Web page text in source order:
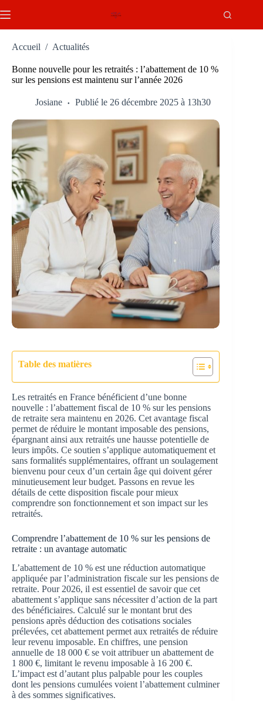
au
Accueil / Actualités
Bonne nouvelle pour les retraités : l’abattement de 10 %
sur les pensions est maintenu sur l’année 2026
Josiane Publié le 26 décembre 2025 à 13h30
Table des matières
Les retraités en France bénéficient d’une bonne
nouvelle : l’abattement fiscal de 10 % sur les pensions
de retraite sera maintenu en 2026. Cet avantage fiscal
permet de réduire le montant imposable des pensions,
épargnant ainsi aux retraités une hausse potentielle de
leurs impôts. Ce soutien s’applique automatiquement et
sans formalités supplémentaires, offrant un soulagement
bienvenu pour ceux d’un certain âge qui doivent gérer
minutieusement leur budget. Passons en revue les
détails de cette disposition fiscale pour mieux
comprendre son fonctionnement et son impact sur les
retraités.
Comprendre l’abattement de 10 % sur les pensions de
retraite : un avantage automatic
L’abattement de 10 % est une réduction automatique
appliquée par l’administration fiscale sur les pensions de
retraite. Pour 2026, il est essentiel de savoir que cet
abattement s’applique sans nécessiter d’action de la part
des bénéficiaires. Calculé sur le montant brut des
pensions après déduction des cotisations sociales
prélevées, cet abattement permet aux retraités de réduire
leur revenu imposable. En chiffres, une pension
annuelle de 18 000 € se voit attribuer un abattement de
1 800 €, limitant le revenu imposable à 16 200 €.
L’impact est d’autant plus palpable pour les couples
dont les pensions cumulées voient l’abattement culminer
à des sommes significatives.